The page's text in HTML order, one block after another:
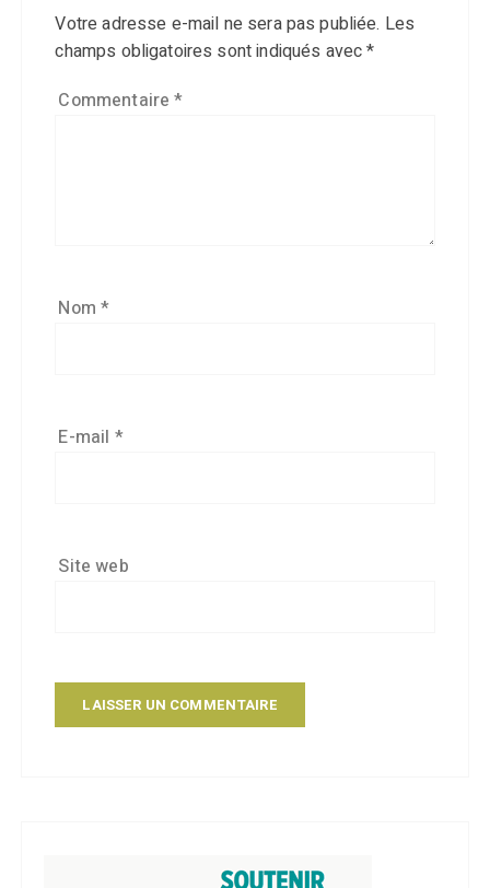
Votre adresse e-mail ne sera pas publiée. Les
champs obligatoires sont indiqués avec*
Commentaire*
Nom*
E-mail *
Site web